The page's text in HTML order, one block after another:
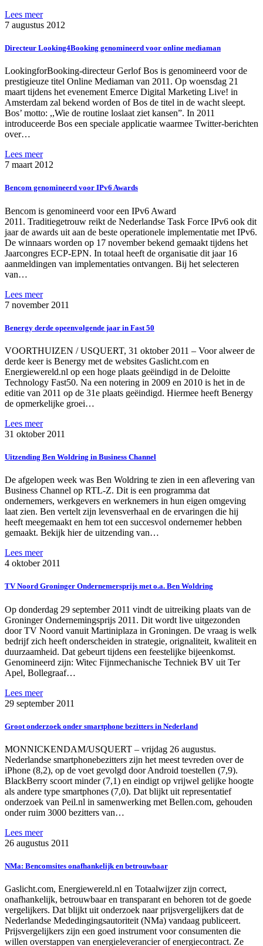
Lees meer
7 augustus 2012
Directeur Looking4Booking genomineerd voor online mediaman
LookingforBooking-directeur Gerlof Bos is genomineerd voor de
prestigieuze titel Online Mediaman van 2011. Op woensdag 21
maart tijdens het evenement Emerce Digital Marketing Live! in
Amsterdam zal bekend worden of Bos de titel in de wacht sleept.
Bos’ motto: ,,Wie de routine loslaat ziet kansen”. In 2011
introduceerde Bos een speciale applicatie waarmee Twitter-berichten
over…
Lees meer
7 maart 2012
Bencom genomineerd voor IPv6 Awards
Bencom is genomineerd voor een IPv6 Award
2011. Traditiegetrouw reikt de Nederlandse Task Force IPv6 ook dit
jaar de awards uit aan de beste operationele implementatie met IPv6.
De winnaars worden op 17 november bekend gemaakt tijdens het
Jaarcongres ECP-EPN. In totaal heeft de organisatie dit jaar 16
aanmeldingen van implementaties ontvangen. Bij het selecteren
van…
Lees meer
7 november 2011
Benergy derde opeenvolgende jaar in Fast 50
VOORTHUIZEN / USQUERT, 31 oktober 2011 – Voor alweer de
derde keer is Benergy met de websites Gaslicht.com en
Energiewereld.nl op een hoge plaats geëindigd in de Deloitte
Technology Fast50. Na een notering in 2009 en 2010 is het in de
editie van 2011 op de 31e plaats geëindigd. Hiermee heeft Benergy
de opmerkelijke groei…
Lees meer
31 oktober 2011
Uitzending Ben Woldring in Business Channel
De afgelopen week was Ben Woldring te zien in een aflevering van
Business Channel op RTL-Z. Dit is een programma dat
ondernemers, werkgevers en werknemers in hun eigen omgeving
laat zien. Ben vertelt zijn levensverhaal en de ervaringen die hij
heeft meegemaakt en hem tot een succesvol ondernemer hebben
gemaakt. Bekijk hier de uitzending van…
Lees meer
4 oktober 2011
TV Noord Groninger Ondernemersprijs met o.a. Ben Woldring
Op donderdag 29 september 2011 vindt de uitreiking plaats van de
Groninger Ondernemingsprijs 2011. Dit wordt live uitgezonden
door TV Noord vanuit Martiniplaza in Groningen. De vraag is welk
bedrijf zich heeft onderscheiden in strategie, orignaliteit, kwaliteit en
duurzaamheid. Dat gebeurt tijdens een feestelijke bijeenkomst.
Genomineerd zijn: Witec Fijnmechanische Techniek BV uit Ter
Apel, Bollegraaf…
Lees meer
29 september 2011
Groot onderzoek onder smartphone bezitters in Nederland
MONNICKENDAM/USQUERT – vrijdag 26 augustus.
Nederlandse smartphonebezitters zijn het meest tevreden over de
iPhone (8,2), op de voet gevolgd door Android toestellen (7,9).
BlackBerry scoort minder (7,1) en eindigt op vrijwel gelijke hoogte
als andere type smartphones (7,0). Dat blijkt uit representatief
onderzoek van Peil.nl in samenwerking met Bellen.com, gehouden
onder ruim 3000 bezitters van…
Lees meer
26 augustus 2011
NMa: Bencomsites onafhankelijk en betrouwbaar
Gaslicht.com, Energiewereld.nl en Totaalwijzer zijn correct,
onafhankelijk, betrouwbaar en transparant en behoren tot de goede
vergelijkers. Dat blijkt uit onderzoek naar prijsvergelijkers dat de
Nederlandse Mededingingsautoriteit (NMa) vandaag publiceert.
Prijsvergelijkers zijn een goed instrument voor consumenten die
willen overstappen van energieleverancier of energiecontract. Ze